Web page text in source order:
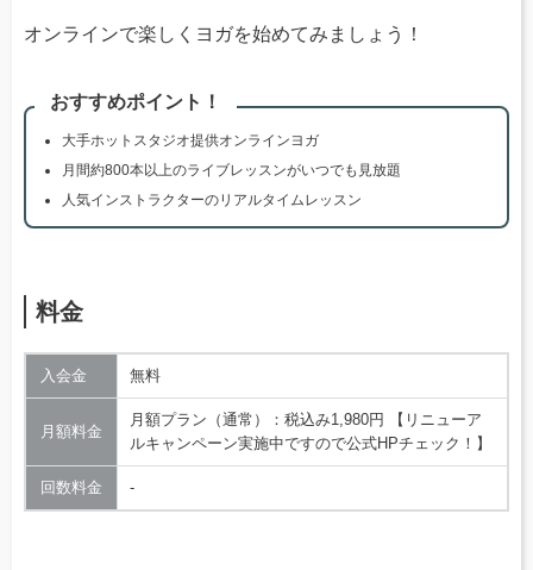
オンラインで楽しくヨガを始めてみましょう！
おすすめポイント！
大手ホットスタジオ提供オンラインヨガ
月間約800本以上のライブレッスンがいつでも見放題
人気インストラクターのリアルタイムレッスン
料金
入会金 無料
月額料金
月額プラン（通常）：税込み1,980円 【リニューア
ルキャンペーン実施中ですので公式HPチェック！】
回数料金 ‐